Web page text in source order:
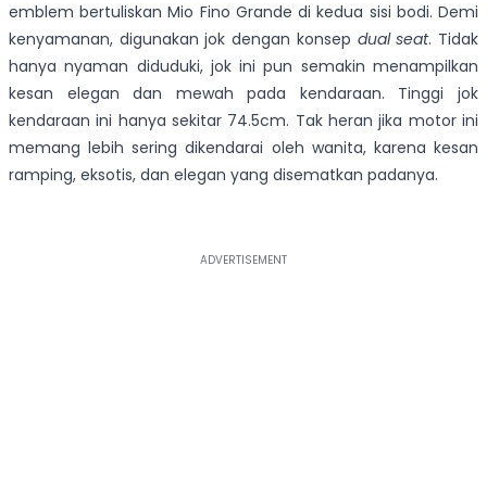
emblem bertuliskan Mio Fino Grande di kedua sisi bodi. Demi
kenyamanan, digunakan jok dengan konsep dual seat. Tidak
hanya nyaman diduduki, jok ini pun semakin menampilkan
kesan elegan dan mewah pada kendaraan. Tinggi jok
kendaraan ini hanya sekitar 74.5cm. Tak heran jika motor ini
memang lebih sering dikendarai oleh wanita, karena kesan
ramping, eksotis, dan elegan yang disematkan padanya.